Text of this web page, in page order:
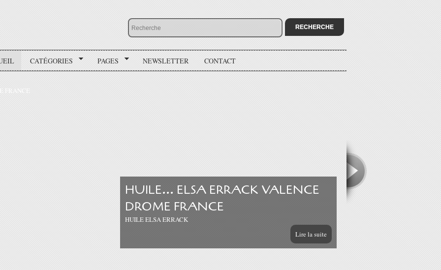
CATÉGORIES PAGES NEWSLETTER CONTACT
HUILE... ELSA ERRACK VALENCE
DROME FRANCE
HUILE ELSA ERRACK
Lire la suite